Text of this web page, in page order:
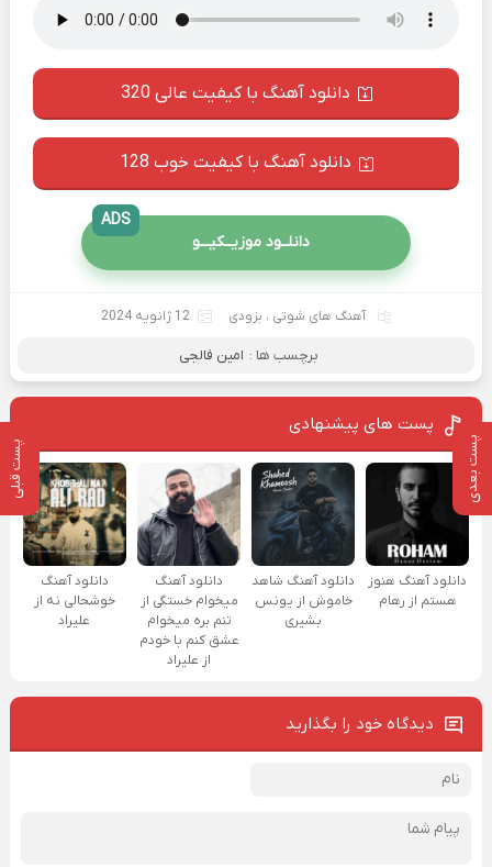
پست بعدی پست قبلی
دانلود آهنگ با کیفیت عالی 320
دانلود آهنگ با کیفیت خوب 128
دانلــود موزیــکیـــو
ADS
آهنگ های شوتی ، بزودی 12 ژانویه 2024
برچسب ها : امین فالجی
پست های پیشنهادی
دانلود آهنگ هنوز
هستم از رهام
دانلود آهنگ شاهد
خاموش از یونس
بشیری
دانلود آهنگ
میخوام خستگی از
تنم بره میخوام
عشق کنم با خودم
از علیراد
دانلود آهنگ
خوشحالی نه از
علیراد
دیدگاه خود را بگذارید